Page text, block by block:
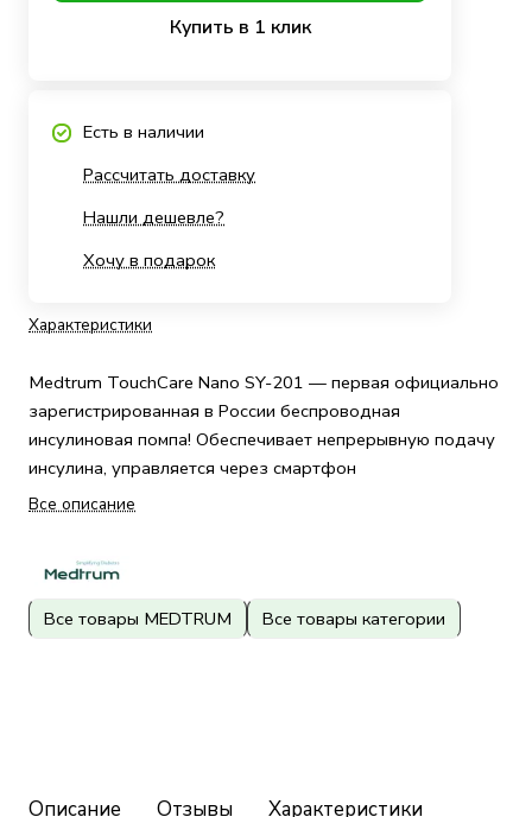
Характеристики
Medtrum TouchCare Nano SY-201 — первая официально
зарегистрированная в России беспроводная
инсулиновая помпа! Обеспечивает непрерывную подачу
инсулина, управляется через смартфон
Все описание
Все товары MEDTRUM Все товары категории
Купить в 1 клик
Есть в наличии
Рассчитать доставку
Нашли дешевле?
Хочу в подарок
Описание Отзывы Характеристики